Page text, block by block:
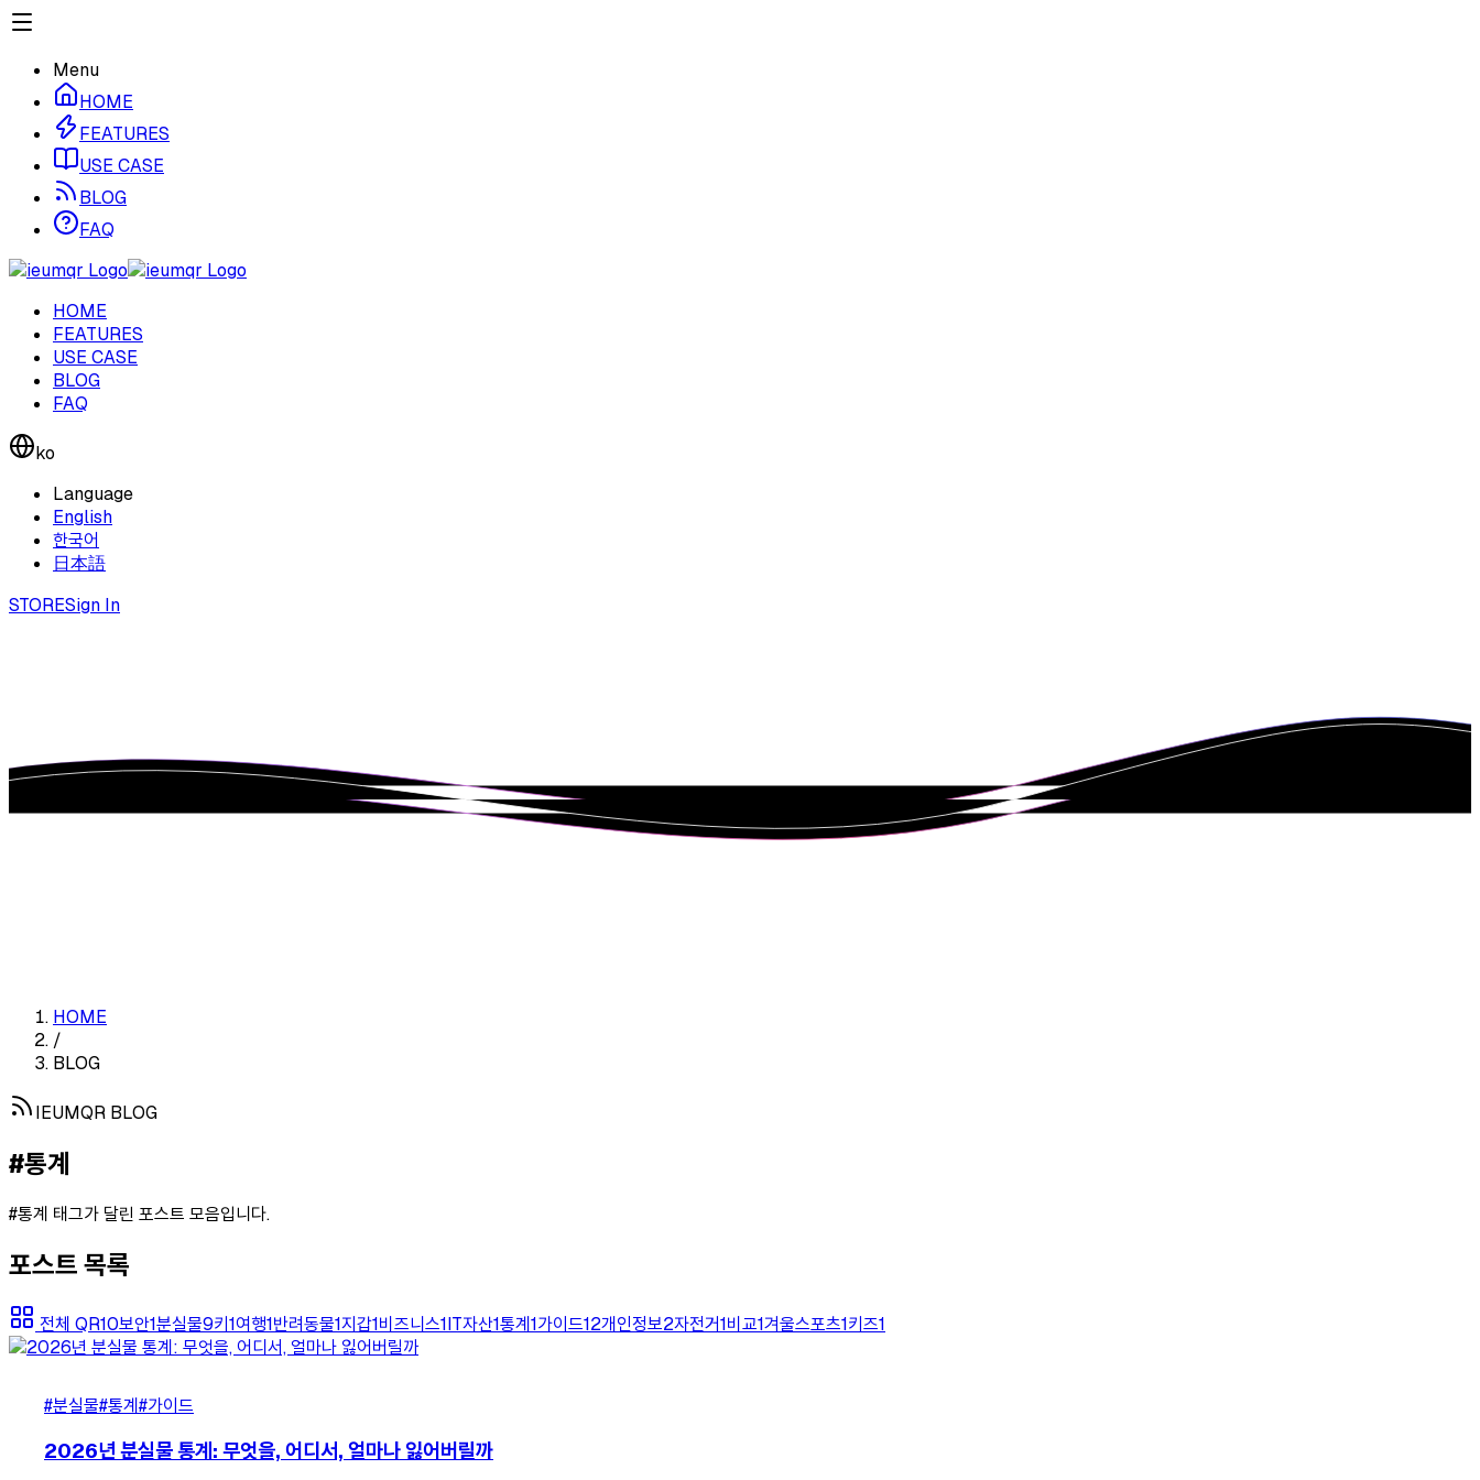
Menu
HOME
FEATURES
USE CASE
BLOG
FAQ
HOME
FEATURES
USE CASE
BLOG
FAQ
ko
Language
English
한국어
日本語
STORESign In
HOME
/
BLOG
IEUMQR BLOG
#통계
#통계 태그가 달린 포스트 모음입니다.
포스트 목록
전체 QR10보안1분실물9키1여행1반려동물1지갑1비즈니스1IT자산1통계1가이드12개인정보2자전거1비교1겨울스포츠1키즈1
#분실물#통계#가이드
2026년 분실물 통계: 무엇을, 어디서, 얼마나 잃어버릴까